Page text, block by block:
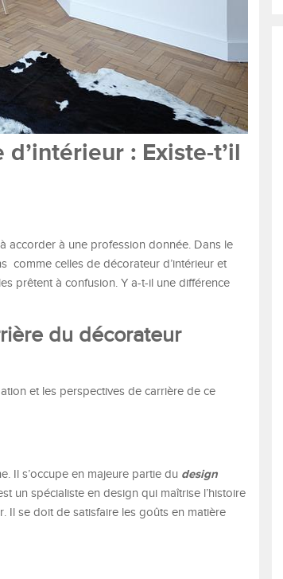
: Existe-t’il
accorder à une profession donnée. Dans le
comme celles de décorateur d’intérieur et
prêtent à confusion. Y a-t-il une différence
du décorateur
et les perspectives de carrière de ce
Il s’occupe en majeure partie du design
un spécialiste en design qui maîtrise l’histoire
Il se doit de satisfaire les goûts en matière